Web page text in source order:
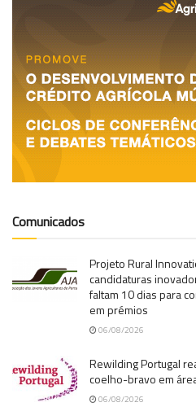
Comunicados
Projeto Rural
candidaturas
faltam 10 dias para
em prémios
06/08/2026
Rewilding Portugal
coelho-bravo em
06/08/2026